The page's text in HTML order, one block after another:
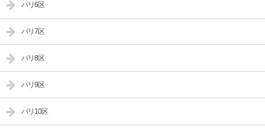
パリ6区
パリ7区
パリ8区
パリ9区
パリ10区